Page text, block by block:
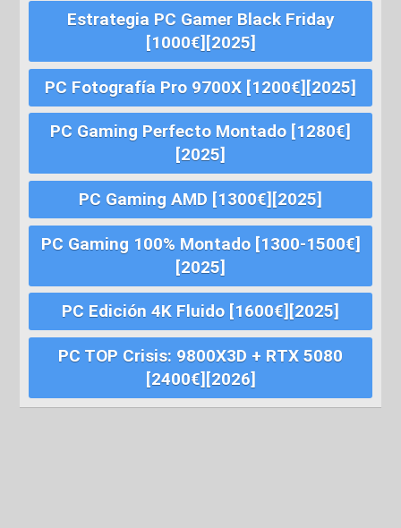
Estrategia PC Gamer Black Friday
[1000€][2025]
PC Fotografía Pro 9700X [1200€][2025]
PC Gaming Perfecto Montado [1280€]
[2025]
PC Gaming AMD [1300€][2025]
PC Gaming 100% Montado [1300-1500€]
[2025]
PC Edición 4K Fluido [1600€][2025]
PC TOP Crisis: 9800X3D + RTX 5080
[2400€][2026]